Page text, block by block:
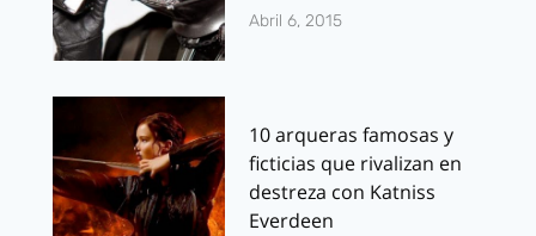
Abril 6, 2015
10 arqueras famosas y
ficticias que rivalizan en
destreza con Katniss
Everdeen